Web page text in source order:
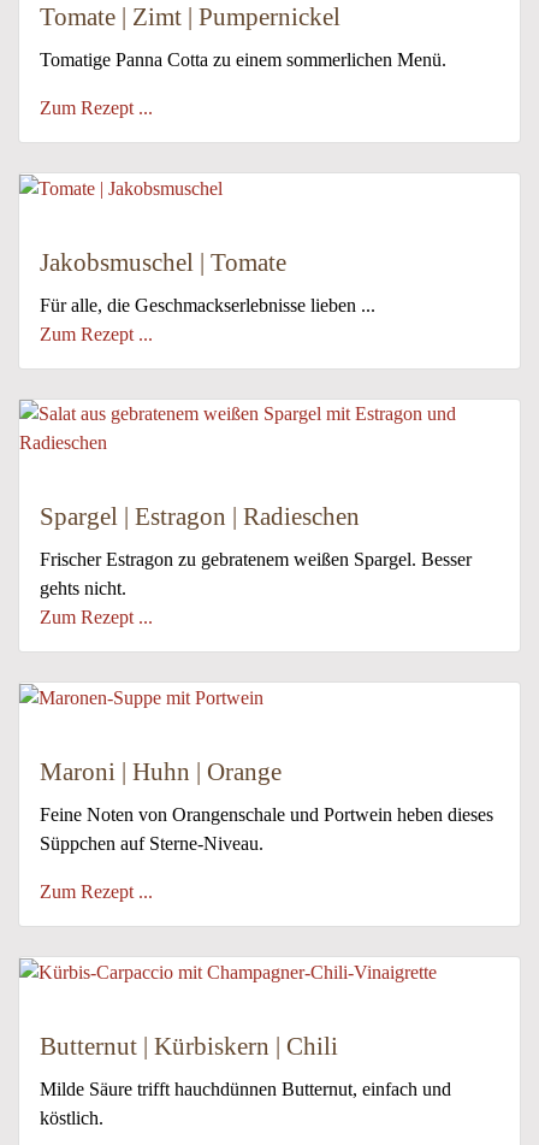
Tomate | Zimt | Pumpernickel
Tomatige Panna Cotta zu einem sommerlichen Menü.
Zum Rezept ...
Jakobsmuschel | Tomate
Für alle, die Geschmackserlebnisse lieben ...
Zum Rezept ...
Spargel | Estragon | Radieschen
Frischer Estragon zu gebratenem weißen Spargel. Besser
gehts nicht.
Zum Rezept ...
Maroni | Huhn | Orange
Feine Noten von Orangenschale und Portwein heben dieses
Süppchen auf Sterne-Niveau.
Zum Rezept ...
Butternut | Kürbiskern | Chili
Milde Säure trifft hauchdünnen Butternut, einfach und
köstlich.